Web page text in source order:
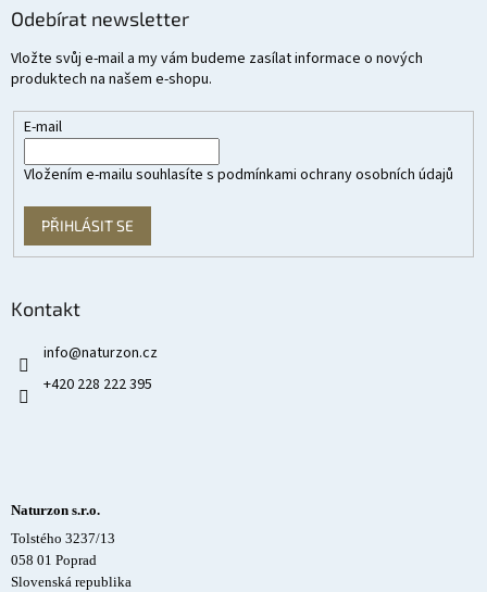
Odebírat newsletter
Vložte svůj e-mail a my vám budeme zasílat informace o nových
produktech na našem e-shopu.
E-mail
Vložením e-mailu souhlasíte s podmínkami ochrany osobních údajů
PŘIHLÁSIT SE
Kontakt
info@naturzon.cz
+420 228 222 395
Naturzon s.r.o.
Tolstého 3237/13
058 01 Poprad
Slovenská republika